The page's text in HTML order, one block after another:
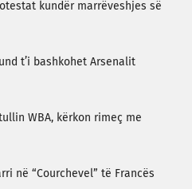
kundër marrëveshjes së
t’i bashkohet Arsenalit
WBA, kërkon rimeç me
në “Courchevel” të Francës